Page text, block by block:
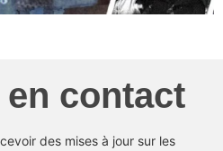
contact
des mises à jour sur les